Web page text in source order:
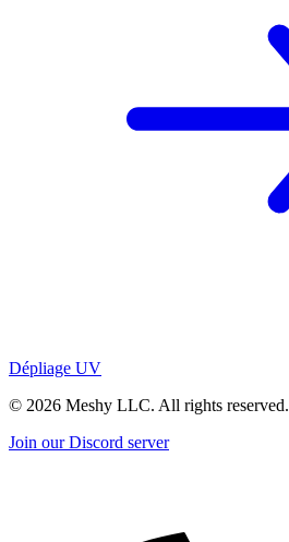
Dépliage UV
© 2026 Meshy LLC. All rights reserved.
Join our Discord server